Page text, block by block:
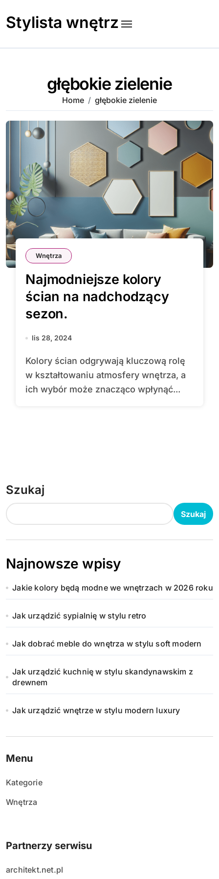
content
Stylista wnętrz
głębokie zielenie
Home głębokie zielenie
Wnętrza
Najmodniejsze kolory
ścian na nadchodzący
sezon.
lis 28, 2024
Kolory ścian odgrywają kluczową rolę
w kształtowaniu atmosfery wnętrza, a
ich wybór może znacząco wpłynąć...
Szukaj
Szukaj
Najnowsze wpisy
Jakie kolory będą modne we wnętrzach w 2026 roku
Jak urządzić sypialnię w stylu retro
Jak dobrać meble do wnętrza w stylu soft modern
Jak urządzić kuchnię w stylu skandynawskim z
drewnem
Jak urządzić wnętrze w stylu modern luxury
Menu
Kategorie
Wnętrza
Partnerzy serwisu
architekt.net.pl